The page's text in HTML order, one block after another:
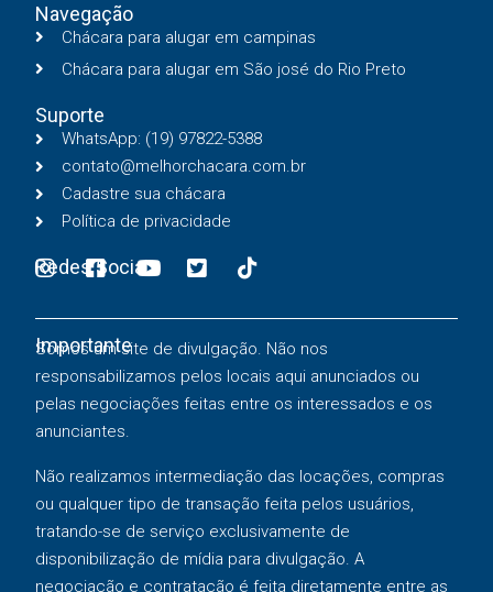
Navegação
Chácara para alugar em campinas
Chácara para alugar em São josé do Rio Preto
Suporte
WhatsApp: (19) 97822-5388
contato@melhorchacara.com.br
Cadastre sua chácara
Política de privacidade
Redes Sociais
Importante
Somos um site de divulgação. Não nos
responsabilizamos pelos locais aqui anunciados ou
pelas negociações feitas entre os interessados e os
anunciantes.
Não realizamos intermediação das locações, compras
ou qualquer tipo de transação feita pelos usuários,
tratando-se de serviço exclusivamente de
disponibilização de mídia para divulgação. A
negociação e contratação é feita diretamente entre as